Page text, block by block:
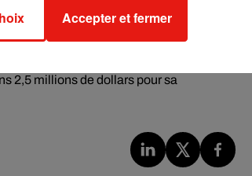
2,5 millions de dollars pour sa
Accepter et fermer